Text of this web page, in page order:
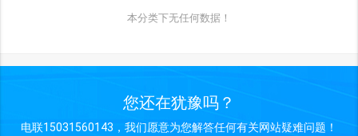
本分类下无任何数据！
您还在犹豫吗？
电联15031560143，我们愿意为您解答任何有关网站疑难问题！